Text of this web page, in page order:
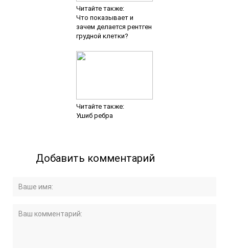
Читайте также:
Что показывает и
зачем делается рентген
грудной клетки?
Читайте также:
Ушиб ребра
Добавить комментарий